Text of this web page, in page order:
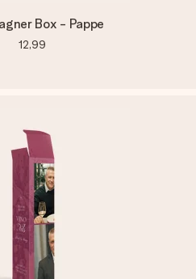
Box - Pappe
12,99